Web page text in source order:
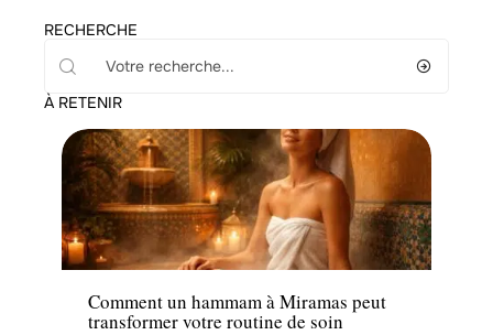
RECHERCHE
À RETENIR
Santé
Comment un hammam à Miramas peut
transformer votre routine de soin